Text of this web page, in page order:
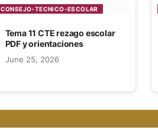
CONSEJO-TECNICO-ESCOLAR
Tema 11 CTE rezago escolar
PDF y orientaciones
June 25, 2026